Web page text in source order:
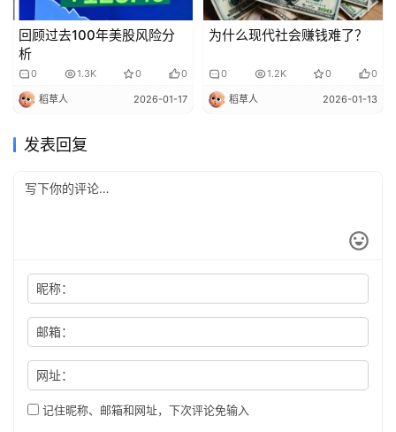
回顾过去100年美股风险分
析
0 1.3K 0 0
稻草人 2026-01-17
为什么现代社会赚钱难了？
0 1.2K 0 0
稻草人 2026-01-13
发表回复
昵称：
邮箱：
网址：
记住昵称、邮箱和网址，下次评论免输入